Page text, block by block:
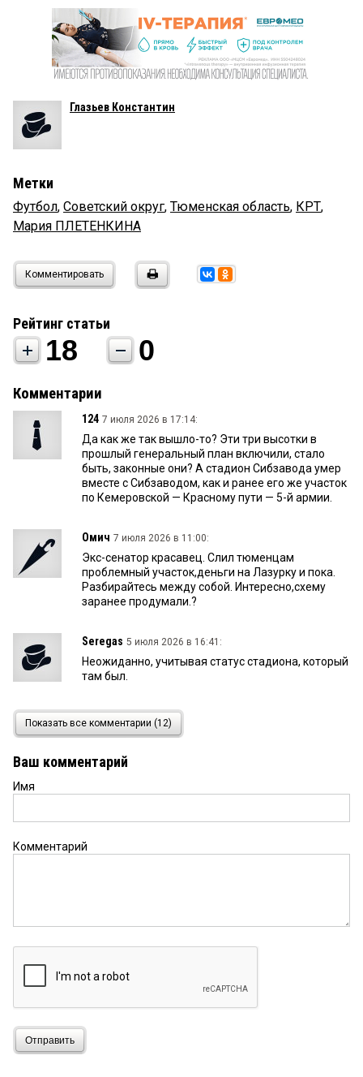
Глазьев Константин
Метки
Футбол, Советский округ, Тюменская область, КРТ,
Мария ПЛЕТЕНКИНА
Комментировать
Рейтинг статьи
18 0
Комментарии
124 7 июля 2026 в 17:14:
Да как же так вышло-то? Эти три высотки в
прошлый генеральный план включили, стало
быть, законные они? А стадион Сибзавода умер
вместе с Сибзаводом, как и ранее его же участок
по Кемеровской — Красному пути — 5-й армии.
Омич 7 июля 2026 в 11:00:
Экс-сенатор красавец. Слил тюменцам
проблемный участок,деньги на Лазурку и пока.
Разбирайтесь между собой. Интересно,схему
заранее продумали.?
Seregas 5 июля 2026 в 16:41:
Неожиданно, учитывая статус стадиона, который
там был.
5 июля 2026 в 09:47:
Каждый из нас должен поддерживать
лазурном берегу не дешева. Дружно за
Александр 4 июля 2026 в 22:40:
Пацаны в футбол играли, тренировались, но
толстый дядя жулик решил у них забрать спорт,
Показать все комментарии (12)
Ваш комментарий
Имя
Комментарий
Отправить